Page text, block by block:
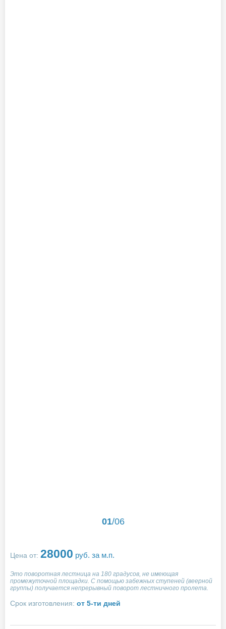
01/06
Цена от: 28000 руб. за м.п.
Это поворотная лестница на 180 градусов, не имеющая
промежуточной площадки. С помощью забежных ступеней (веерной
группы) получается непрерывный поворот лестничного пролета.
Срок изготовления: от 5-ти дней